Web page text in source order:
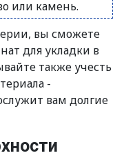
или камень.
вы сможете
для укладки в
также учесть
-
вам долгие